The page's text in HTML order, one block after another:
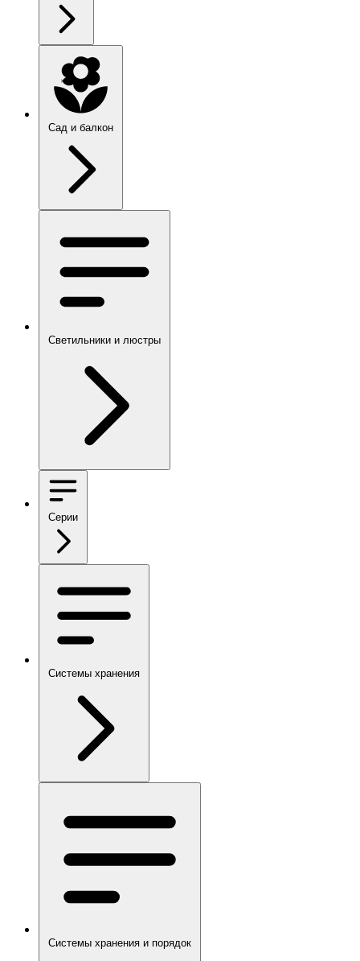
Сад и балкон
Светильники и люстры
Серии
Системы хранения
Системы хранения и порядок